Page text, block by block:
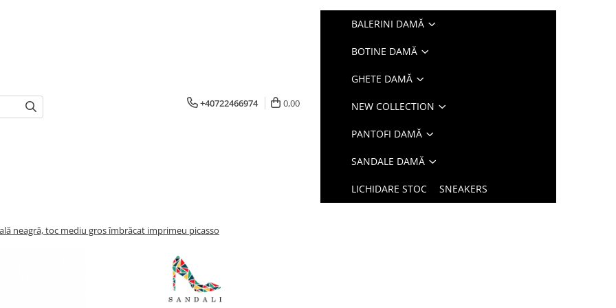
+40722466974 0,00
BALERINI DAMĂ
BOTINE DAMĂ
GHETE DAMĂ
NEW COLLECTION
PANTOFI DAMĂ
SANDALE DAMĂ
LICHIDARE STOC SNEAKERS
neagră, toc mediu gros îmbrăcat imprimeu picasso